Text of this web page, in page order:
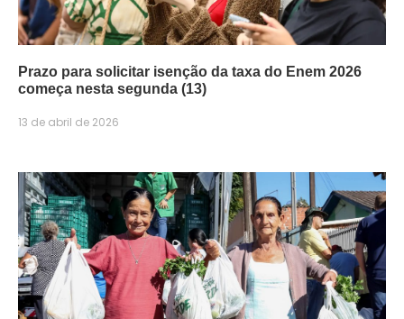
Prazo para solicitar isenção da taxa do Enem 2026
começa nesta segunda (13)
13 de abril de 2026